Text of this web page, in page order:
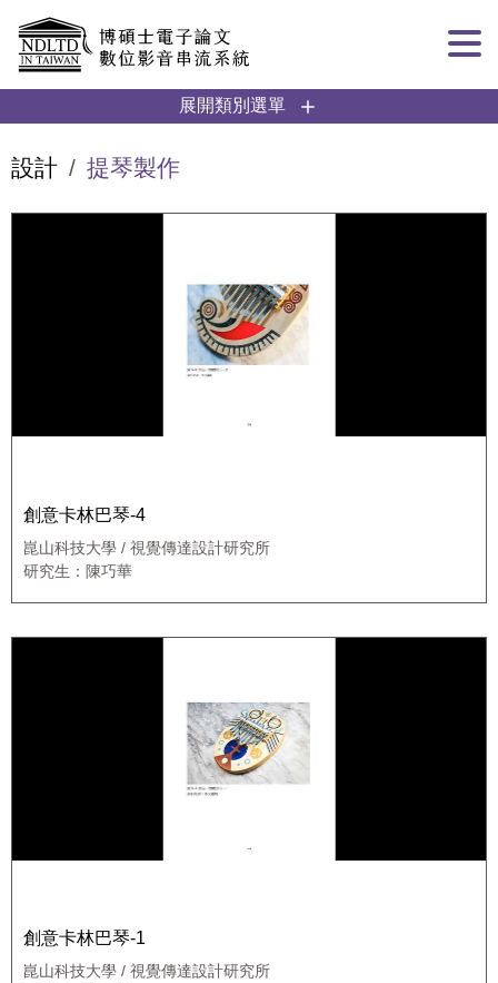
展開類別選單
設計 提琴製作
創意卡林巴琴-4
崑山科技大學 / 視覺傳達設計研究所
研究生：陳巧華
創意卡林巴琴-1
崑山科技大學 / 視覺傳達設計研究所